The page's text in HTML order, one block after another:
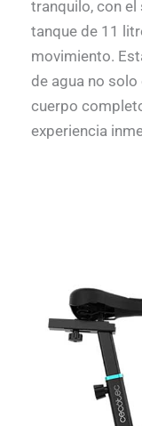
tranquilo, con el
tanque de 11
movimiento.
de agua no
cuerpo
experiencia